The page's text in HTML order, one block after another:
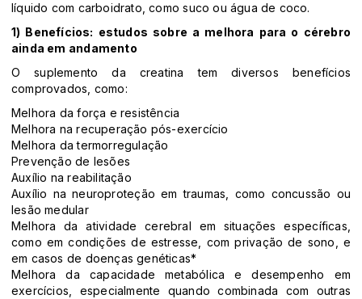
líquido com carboidrato, como suco ou água de coco.
1) Benefícios: estudos sobre a melhora para o cérebro
ainda em andamento
O suplemento da creatina tem diversos benefícios
comprovados, como:
Melhora da força e resistência
Melhora na recuperação pós-exercício
Melhora da termorregulação
Prevenção de lesões
Auxílio na reabilitação
Auxílio na neuroproteção em traumas, como concussão ou
lesão medular
Melhora da atividade cerebral em situações específicas,
como em condições de estresse, com privação de sono, e
em casos de doenças genéticas*
Melhora da capacidade metabólica e desempenho em
exercícios, especialmente quando combinada com outras